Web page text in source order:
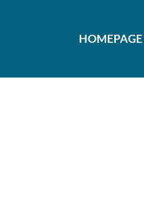
HOMEPAGE